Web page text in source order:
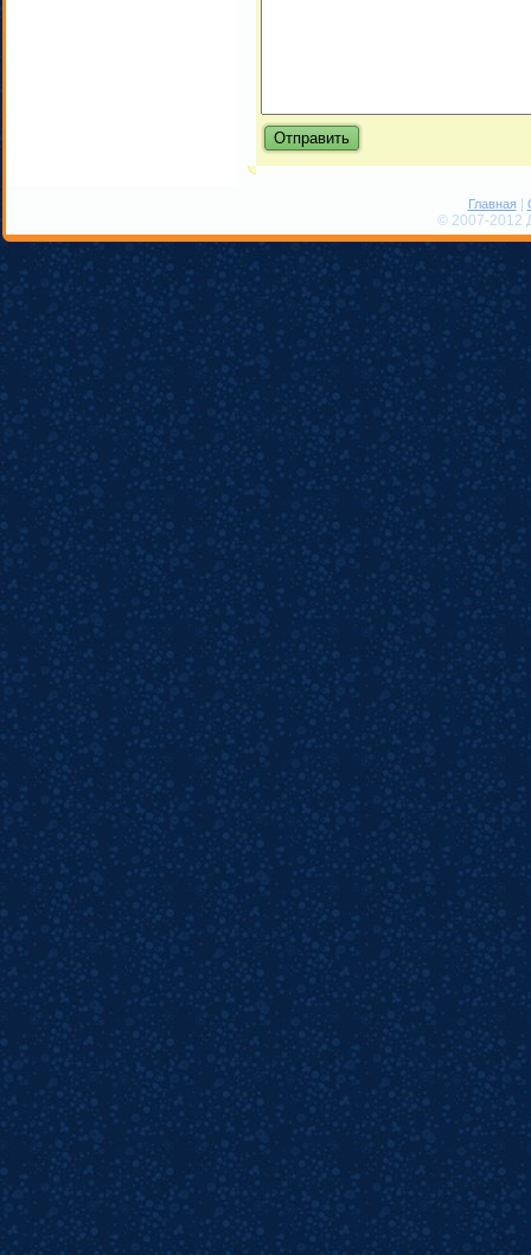
Главная|
© 2007-2012